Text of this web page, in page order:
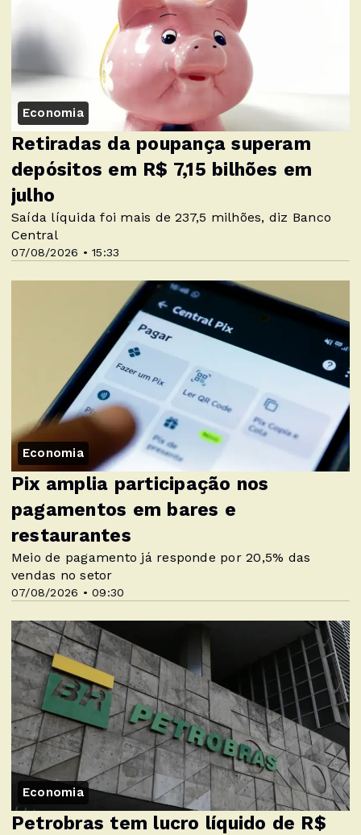
Economia
07/08/2026 • 15:33
Retiradas da poupança superam
depósitos em R$ 7,15 bilhões em
julho
Saída líquida foi mais de 237,5 milhões, diz Banco
Central
Economia
07/08/2026 • 09:30
Pix amplia participação nos
pagamentos em bares e
restaurantes
Meio de pagamento já responde por 20,5% das
vendas no setor
Economia
Petrobras tem lucro líquido de R$